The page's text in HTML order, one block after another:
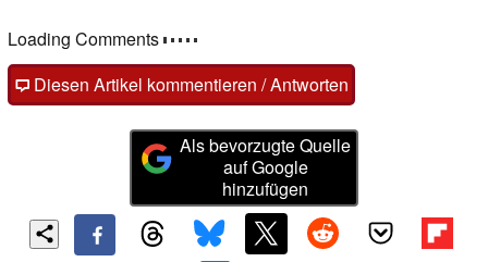
Loading Comments
Diesen Artikel kommentieren / Antworten
Als bevorzugte Quelle
auf Google
hinzufügen